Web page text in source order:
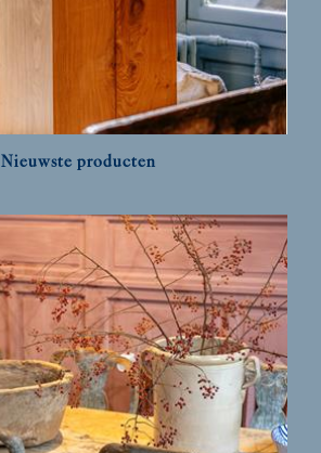
Nieuwste producten